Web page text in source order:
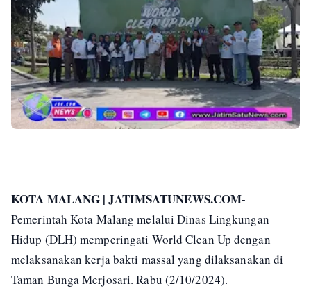
KOTA MALANG | JATIMSATUNEWS.COM-
Pemerintah Kota Malang melalui Dinas Lingkungan
Hidup (DLH) memperingati World Clean Up dengan
melaksanakan kerja bakti massal yang dilaksanakan di
Taman Bunga Merjosari. Rabu (2/10/2024).